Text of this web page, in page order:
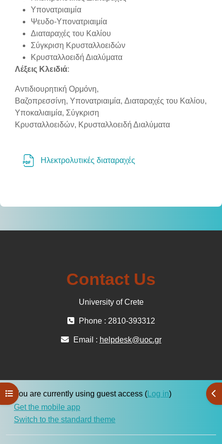
Open course index
Υπονατριαιμία
Ψευδο-Υπονατριαιμία
Διαταραχές του Καλίου
Σύγκριση Κρυσταλλοειδών
Κρυσταλλοειδή Διαλύματα
Λέξεις Κλειδιά:
Αντιδιουρητική Ορμόνη,
Βαζοπρεσσίνη, Υπονατριαιμία, Διαταραχές του Καλίου,
Υποκαλιαιμία, Σύγκριση
Κρυσταλλοειδών, Κρυσταλλοειδή Διαλύματα
Ηλεκτρολυτικές διαταραχές
Contact Us
University of Crete
Phone : 2810-393312
Email : helpdesk@uoc.gr
You are currently using guest access ( Log in)
Get the mobile app
Switch to the standard theme